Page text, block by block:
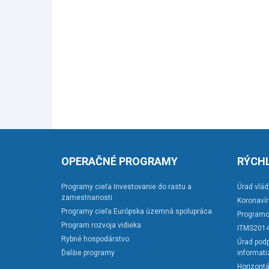
OPERAČNÉ PROGRAMY
Programy cieľa Investovanie do rastu a
zamestnanosti
Programy cieľa Európska územná spolupráca
Program rozvoja vidieka
Rybné hospodárstvo
Ďalšie programy
Úrad
Úrad